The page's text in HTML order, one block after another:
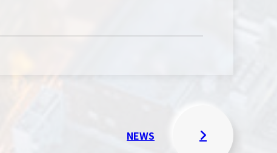
NEWS